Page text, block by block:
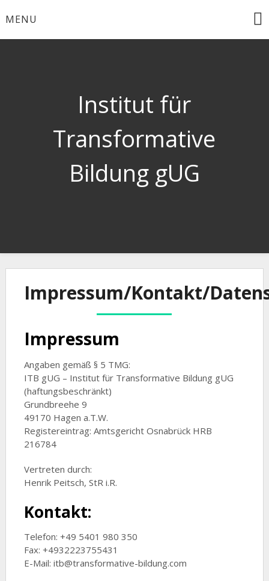
toMENU
Institut für
Transformative
Bildung gUG
Impressum/Kontakt/
Impressum
Angaben gemäß § 5 TMG:
ITB gUG – Institut für Transformative Bildung gUG
(haftungsbeschränkt)
Grundbreehe 9
49170 Hagen a.T.W.
Registereintrag: Amtsgericht Osnabrück HRB
216784
Vertreten durch:
Henrik Peitsch, StR i.R.
Kontakt:
Telefon: +49 5401 980 350
Fax: +4932223755431
E-Mail: itb@transformative-bildung.com